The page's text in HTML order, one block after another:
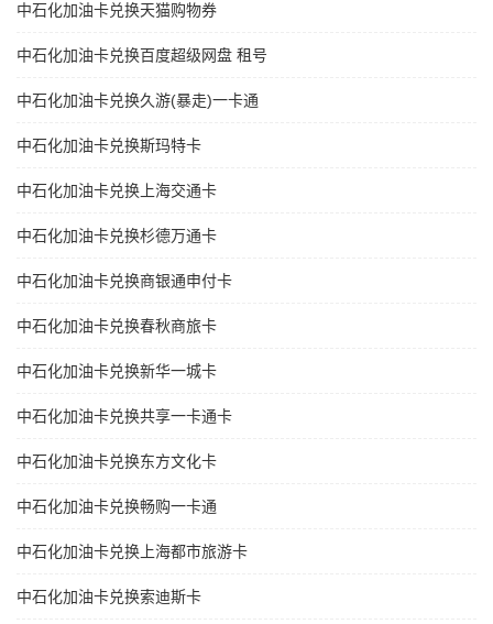
中石化加油卡兑换天猫购物券
中石化加油卡兑换百度超级网盘 租号
中石化加油卡兑换久游(暴走)一卡通
中石化加油卡兑换斯玛特卡
中石化加油卡兑换上海交通卡
中石化加油卡兑换杉德万通卡
中石化加油卡兑换商银通申付卡
中石化加油卡兑换春秋商旅卡
中石化加油卡兑换新华一城卡
中石化加油卡兑换共享一卡通卡
中石化加油卡兑换东方文化卡
中石化加油卡兑换畅购一卡通
中石化加油卡兑换上海都市旅游卡
中石化加油卡兑换索迪斯卡